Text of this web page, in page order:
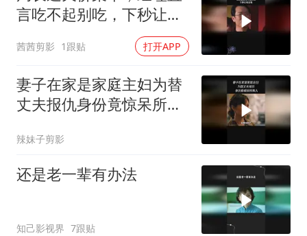
言吃不起别吃，下秒让他
茜茜剪影 1跟贴 打开APP
妻子在家是家庭主妇为替
丈夫报仇身份竟惊呆所有
辣妹子剪影
还是老一辈有办法
知己影视界 7跟贴